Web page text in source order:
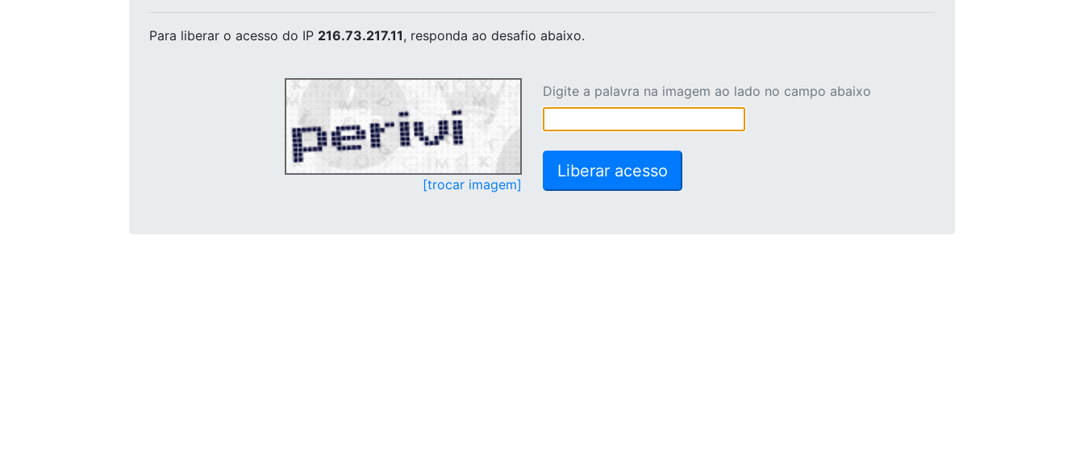
Para liberar o acesso do IP 216.73.217.11, responda ao desafio abaixo.
[trocar imagem]
Digite a palavra na imagem ao lado no campo abaixo